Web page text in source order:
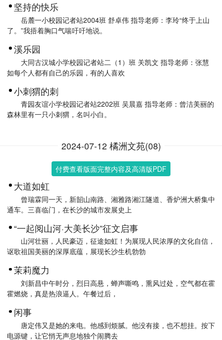
坚持的快乐
岳麓一小校园记者站2004班 舒卓伟 指导老师：李玲“终于上山
了。”我捂着胸口气喘吁吁地说。
溪乐园
大同古汉城小学校园记者站二（1）班 关凯文 指导老师：张慧
如每个人都有自己的乐园，有的人喜欢
小刺猬的刺
青园友谊小学校园记者站2202班 吴晨嘉 指导老师：曾洁美丽的
森林里有一只小刺猬，名叫小白。
2024-07-12 橘洲文苑(08)
付费查看版面完整内容及高清版PDF
大道如虹
曾瑞霖同一天，新韶山南路、湘雅路湘江隧道、香炉洲大桥集中
通车。三喜临门，在长沙的城市发展史上
“一起阅山河·大美长沙”征文启事
山河壮丽，人民豪迈，征途如虹！为展现人民浓厚的文化自信，
讴歌祖国美丽的深厚底蕴，展现长沙生机勃勃
茉莉魔力
刘新昌中午时分，烈日高悬，蝉声嘶鸣，熏风过处，空气都在霍
霍燃烧，真是热浪逼人。午餐过后，
闲事
唐定伟又是她的来电。他感到烦腻。他没有接，也不想挂。按下
电源键，让它悄无声息地独个闹腾去